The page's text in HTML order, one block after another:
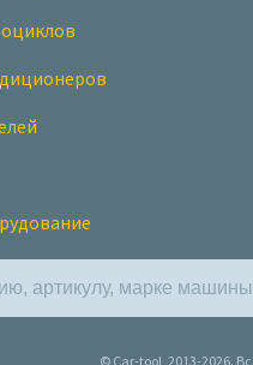
© Car-tool, 2013-2026.